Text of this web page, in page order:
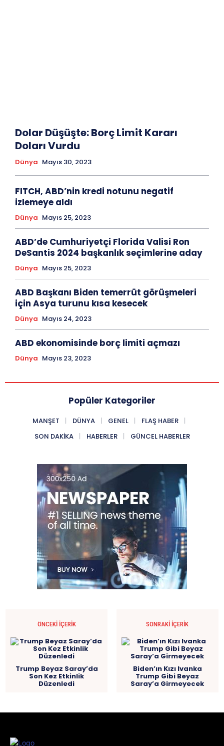
Dolar Düşüşte: Borç Limit Kararı
Doları Vurdu
Dünya Mayıs 30, 2023
FITCH, ABD’nin kredi notunu negatif
izlemeye aldı
Dünya Mayıs 25, 2023
ABD’de Cumhuriyetçi Florida Valisi Ron
DeSantis 2024 başkanlık seçimlerine aday
Dünya Mayıs 25, 2023
ABD Başkanı Biden temerrüt görüşmeleri
için Asya turunu kısa kesecek
Dünya Mayıs 24, 2023
ABD ekonomisinde borç limiti açmazı
Dünya Mayıs 23, 2023
Popüler Kategoriler
MANŞET DÜNYA GENEL
FLAŞ HABER
SON DAKIKA
HABERLER GÜNCEL HABERLER
ÖNCEKI İÇERIK
Trump Beyaz Saray’da
Son Kez Etkinlik
Düzenledi
SONRAKI İÇERIK
Biden’ın Kızı Ivanka
Trump Gibi Beyaz
Saray’a Girmeyecek